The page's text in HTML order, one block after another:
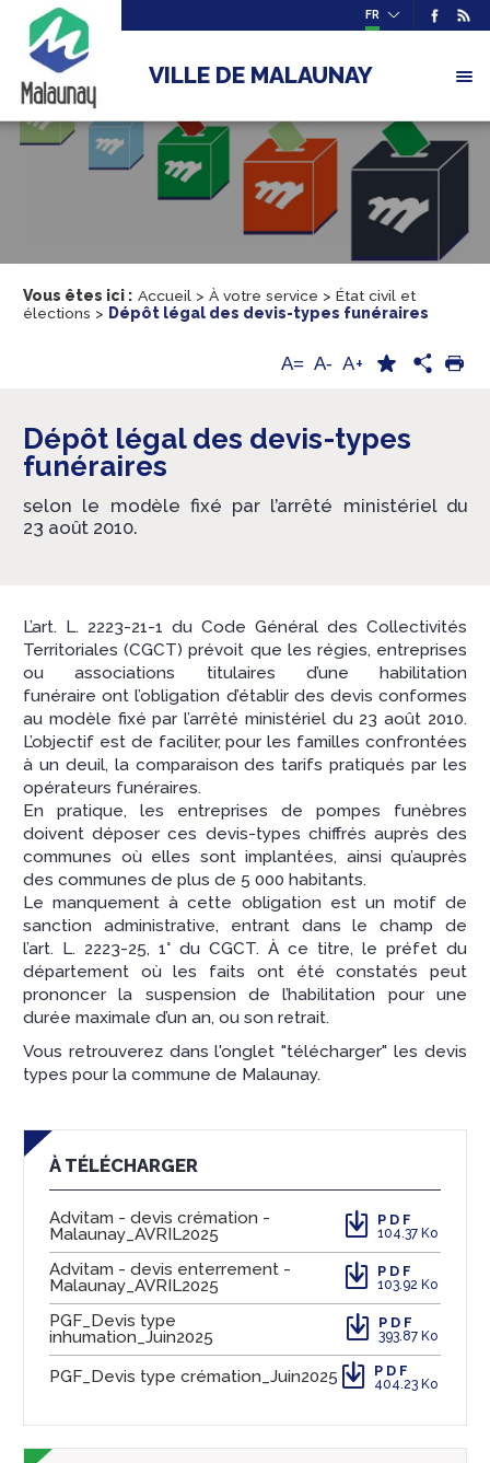
FR
VILLE DE MALAUNAY
Vous êtes ici : Accueil > À votre service > État civil et
élections > Dépôt légal des devis-types funéraires
A= A- A+
Dépôt légal des devis-types
funéraires
selon le modèle fixé par l’arrêté ministériel du
23 août 2010.
L’art. L. 2223-21-1 du Code Général des Collectivités
Territoriales (CGCT) prévoit que les régies, entreprises
ou associations titulaires d’une habilitation
funéraire ont l’obligation d’établir des devis conformes
au modèle fixé par l’arrêté ministériel du 23 août 2010.
L’objectif est de faciliter, pour les familles confrontées
à un deuil, la comparaison des tarifs pratiqués par les
opérateurs funéraires.
En pratique, les entreprises de pompes funèbres
doivent déposer ces devis-types chiffrés auprès des
communes où elles sont implantées, ainsi qu’auprès
des communes de plus de 5 000 habitants.
Le manquement à cette obligation est un motif de
sanction administrative, entrant dans le champ de
l’art. L. 2223-25, 1° du CGCT. À ce titre, le préfet du
département où les faits ont été constatés peut
prononcer la suspension de l’habilitation pour une
durée maximale d’un an, ou son retrait.
Vous retrouverez dans l'onglet "télécharger" les devis
types pour la commune de Malaunay.
À TÉLÉCHARGER
Advitam - devis crémation -
Malaunay_AVRIL2025
PDF
104.37 Ko
Advitam - devis enterrement -
Malaunay_AVRIL2025
PDF
103.92 Ko
PGF_Devis type
inhumation_Juin2025
PDF
393.87 Ko
PGF_Devis type crémation_Juin2025 PDF
404.23 Ko